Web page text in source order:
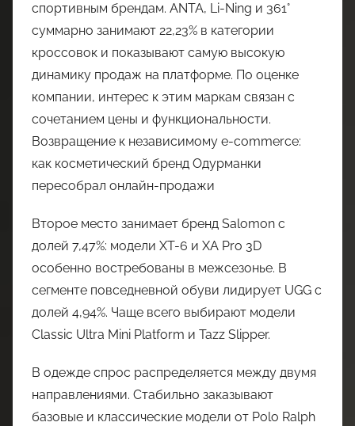
спортивным брендам. ANTA, Li-Ning и 361°
суммарно занимают 22,23% в категории
кроссовок и показывают самую высокую
динамику продаж на платформе. По оценке
компании, интерес к этим маркам связан с
сочетанием цены и функциональности.
Возвращение к независимому e-commerce:
как косметический бренд Одурманки
пересобрал онлайн-продажи
Второе место занимает бренд Salomon с
долей 7,47%: модели XT-6 и XA Pro 3D
особенно востребованы в межсезонье. В
сегменте повседневной обуви лидирует UGG с
долей 4,94%. Чаще всего выбирают модели
Classic Ultra Mini Platform и Tazz Slipper.
В одежде спрос распределяется между двумя
направлениями. Стабильно заказывают
базовые и классические модели от Polo Ralph